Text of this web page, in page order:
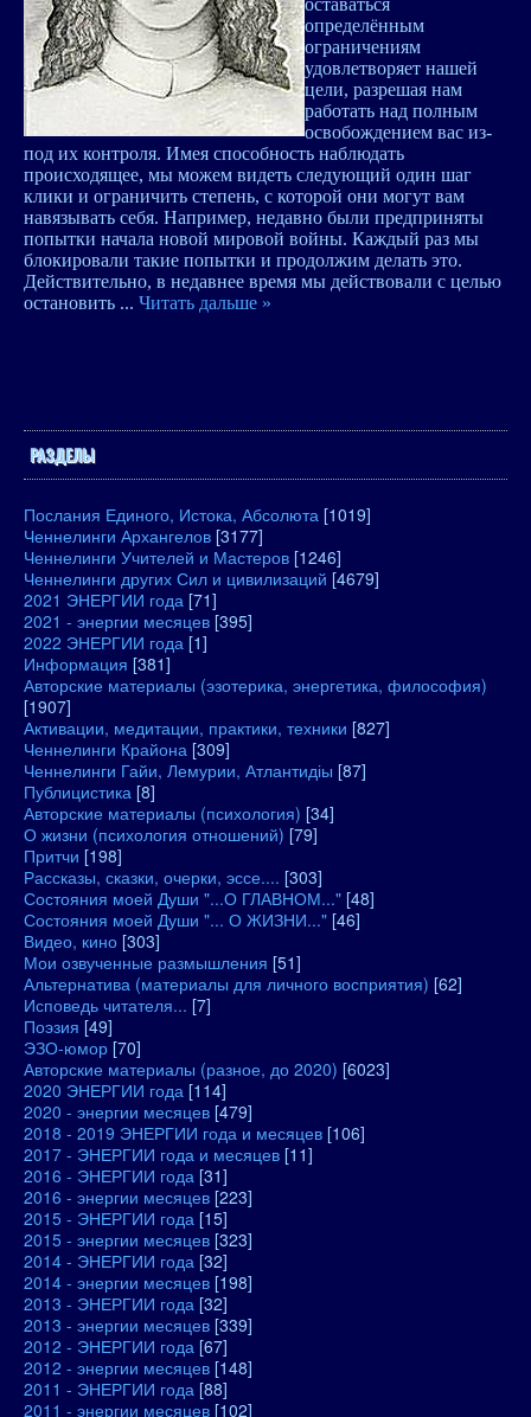
определённым
ограничениям
удовлетворяет нашей
цели, разрешая нам
работать над полным
освобождением вас из-
под их контроля. Имея способность наблюдать
происходящее, мы можем видеть следующий один шаг
клики и ограничить степень, с которой они могут вам
навязывать себя. Например, недавно были предприняты
попытки начала новой мировой войны. Каждый раз мы
блокировали такие попытки и продолжим делать это.
Действительно, в недавнее время мы действовали с целью
остановить ... Читать дальше »
РАЗДЕЛЫ
Послания Единого, Истока, Абсолюта [1019]
Ченнелинги Архангелов [3177]
Ченнелинги Учителей и Мастеров [1246]
Ченнелинги других Сил и цивилизаций [4679]
2021 ЭНЕРГИИ года [71]
2021 - энергии месяцев [395]
2022 ЭНЕРГИИ года [1]
Информация [381]
Авторские материалы (эзотерика, энергетика, философия)
[1907]
Активации, медитации, практики, техники [827]
Ченнелинги Крайона [309]
Ченнелинги Гайи, Лемурии, Атлантидіы [87]
Публицистика [8]
Авторские материалы (психология) [34]
О жизни (психология отношений) [79]
Притчи [198]
Рассказы, сказки, очерки, эссе.... [303]
Состояния моей Души "...О ГЛАВНОМ..." [48]
Состояния моей Души "... О ЖИЗНИ..." [46]
Видео, кино [303]
Мои озвученные размышления [51]
Альтернатива (материалы для личного восприятия) [62]
Исповедь читателя... [7]
Поэзия [49]
ЭЗО-юмор [70]
Авторские материалы (разное, до 2020) [6023]
2020 ЭНЕРГИИ года [114]
2020 - энергии месяцев [479]
2018 - 2019 ЭНЕРГИИ года и месяцев [106]
2017 - ЭНЕРГИИ года и месяцев [11]
2016 - ЭНЕРГИИ года [31]
2016 - энергии месяцев [223]
2015 - ЭНЕРГИИ года [15]
2015 - энергии месяцев [323]
2014 - ЭНЕРГИИ года [32]
2014 - энергии месяцев [198]
2013 - ЭНЕРГИИ года [32]
2013 - энергии месяцев [339]
2012 - ЭНЕРГИИ года [67]
2012 - энергии месяцев [148]
2011 - ЭНЕРГИИ года [88]
2011 - энергии месяцев [102]